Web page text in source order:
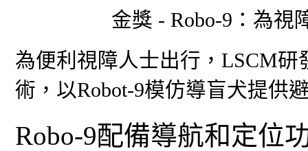
金獎 - Robo-9：為視
為便利視障人士出行，LSCM
術，以Robot-9模仿導盲犬提供
Robo-9配備導航和定位